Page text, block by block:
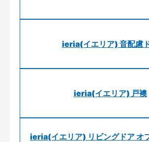
ieria(イエリア) 音配慮
ieria(イエリア) 戸襖
ieria(イエリア) リビングドア オ